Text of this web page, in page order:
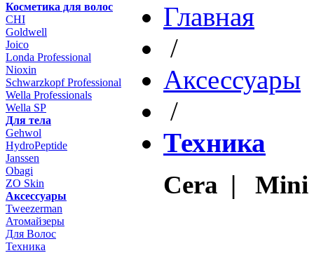
Косметика для волос
CHI
Goldwell
Joico
Londa Professional
Nioxin
Schwarzkopf Professional
Wella Professionals
Wella SP
Для тела
Gehwol
HydroPeptide
Janssen
Obagi
ZO Skin
Aксессуары
Tweezerman
Атомайзеры
Для Волос
Техника
Главная
/
Aксессуары
/
Техника
Cera | Mini